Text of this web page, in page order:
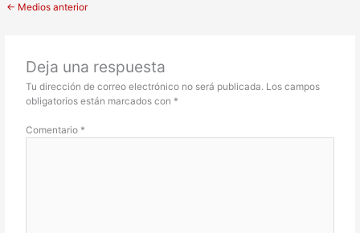
← Medios anterior
Deja una respuesta
Tu dirección de correo electrónico no será publicada. Los campos
obligatorios están marcados con *
Comentario *